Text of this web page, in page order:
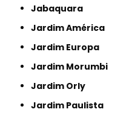
Jabaquara
Jardim América
Jardim Europa
Jardim Morumbi
Jardim Orly
Jardim Paulista